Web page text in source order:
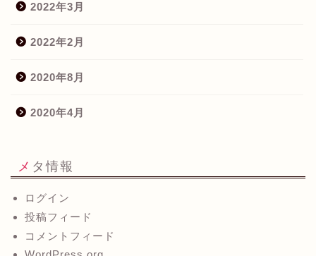
2022年3月
2022年2月
2020年8月
2020年4月
メタ情報
ログイン
投稿フィード
コメントフィード